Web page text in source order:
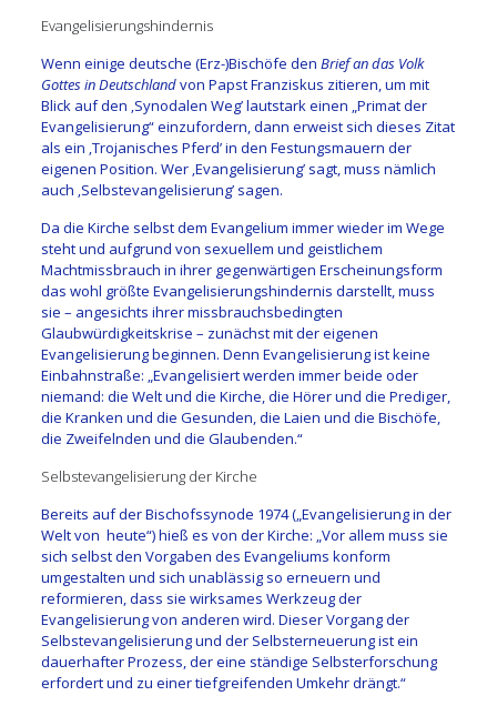
Evangelisierungshindernis
Wenn einige deutsche (Erz-)Bischöfe den Brief an das Volk
Gottes in Deutschlandvon Papst Franziskus zitieren, um mit
Blick auf den ‚Synodalen Weg’ lautstark einen „Primat der
Evangelisierung“ einzufordern, dann erweist sich dieses Zitat
als ein ‚Trojanisches Pferd’ in den Festungsmauern der
eigenen Position. Wer ‚Evangelisierung’ sagt, muss nämlich
auch ‚Selbstevangelisierung’ sagen.
Da die Kirche selbst dem Evangelium immer wieder im Wege
steht und aufgrund von sexuellem und geistlichem
Machtmissbrauch in ihrer gegenwärtigen Erscheinungsform
das wohl größte Evangelisierungshindernis darstellt, muss
sie – angesichts ihrer missbrauchsbedingten
Glaubwürdigkeitskrise – zunächst mit der eigenen
Evangelisierung beginnen. Denn Evangelisierung ist keine
Einbahnstraße: „Evangelisiert werden immer beide oder
niemand: die Welt und die Kirche, die Hörer und die Prediger,
die Kranken und die Gesunden, die Laien und die Bischöfe,
die Zweifelnden und die Glaubenden.“
Selbstevangelisierung der Kirche
Bereits auf der Bischofssynode 1974 („Evangelisierung in der
Welt von heute“) hieß es von der Kirche: „Vor allem muss sie
sich selbst den Vorgaben des Evangeliums konform
umgestalten und sich unablässig so erneuern und
reformieren, dass sie wirksames Werkzeug der
Evangelisierung von anderen wird. Dieser Vorgang der
Selbstevangelisierung und der Selbsterneuerung ist ein
dauerhafter Prozess, der eine ständige Selbsterforschung
erfordert und zu einer tiefgreifenden Umkehr drängt.“